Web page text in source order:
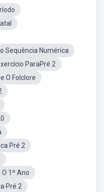
Sequência Numérica
ParaPré 2
O Folclore
Pré 2
1º Ano
Pré 2